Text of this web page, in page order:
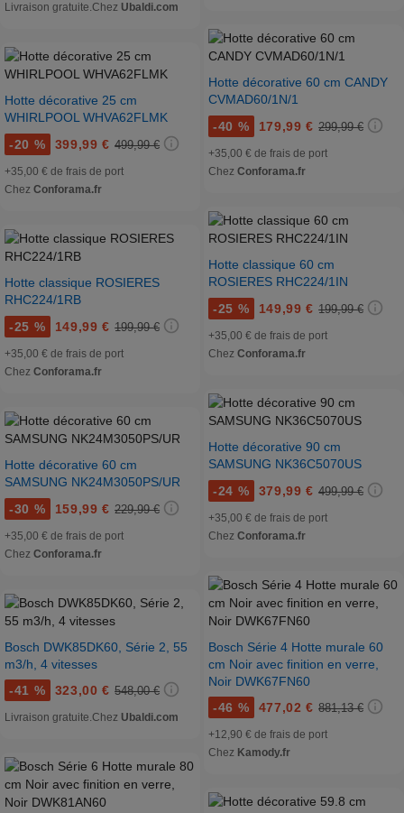
Livraison gratuite.Chez Ubaldi.com
Hotte décorative 25 cm
WHIRLPOOL WHVA62FLMK
-20 % 399,99 € 499,99 €
+35,00 € de frais de port
Chez Conforama.fr
Hotte classique ROSIERES
RHC224/1RB
-25 % 149,99 € 199,99 €
+35,00 € de frais de port
Chez Conforama.fr
Hotte décorative 60 cm
SAMSUNG NK24M3050PS/UR
-30 % 159,99 € 229,99 €
+35,00 € de frais de port
Chez Conforama.fr
Bosch DWK85DK60, Série 2, 55
m3/h, 4 vitesses
-41 % 323,00 € 548,00 €
Livraison gratuite.Chez Ubaldi.com
Hotte décorative 60 cm CANDY
CVMAD60/1N/1
-40 % 179,99 € 299,99 €
+35,00 € de frais de port
Chez Conforama.fr
Hotte classique 60 cm
ROSIERES RHC224/1IN
-25 % 149,99 € 199,99 €
+35,00 € de frais de port
Chez Conforama.fr
Hotte décorative 90 cm
SAMSUNG NK36C5070US
-24 % 379,99 € 499,99 €
+35,00 € de frais de port
Chez Conforama.fr
Bosch Série 4 Hotte murale 60
cm Noir avec finition en verre,
Noir DWK67FN60
-46 % 477,02 € 881,13 €
+12,90 € de frais de port
Chez Kamody.fr